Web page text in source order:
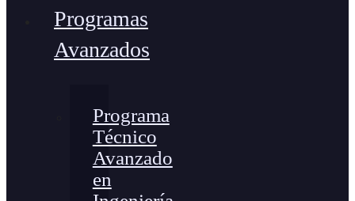
Programas
Avanzados
Programa
Técnico
Avanzado
en